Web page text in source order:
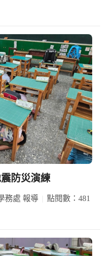
防災演練
務處 報導
點閱數：481